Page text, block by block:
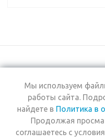
+7 (495) 969-0950
2026 © Интернет-
магазин Estel
Мы используем
работы сайта.
найдете в Политика в
Продолжая
соглашаетесь с